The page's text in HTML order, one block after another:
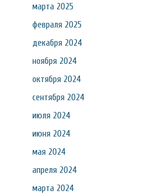
марта 2025
февраля 2025
декабря 2024
ноября 2024
октября 2024
сентября 2024
июля 2024
июня 2024
мая 2024
апреля 2024
марта 2024